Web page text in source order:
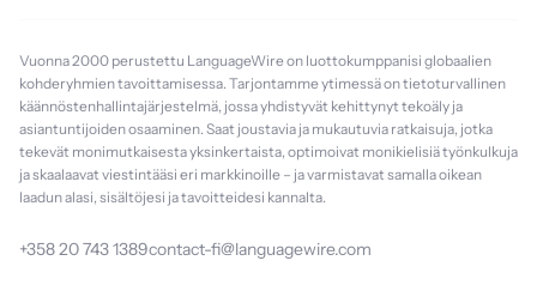
Vuonna 2000 perustettu LanguageWire on luottokumppanisi globaalien
kohderyhmien tavoittamisessa. Tarjontamme ytimessä on tietoturvallinen
käännöstenhallintajärjestelmä, jossa yhdistyvät kehittynyt tekoäly ja
asiantuntijoiden osaaminen. Saat joustavia ja mukautuvia ratkaisuja, jotka
tekevät monimutkaisesta yksinkertaista, optimoivat monikielisiä työnkulkuja
ja skaalaavat viestintääsi eri markkinoille – ja varmistavat samalla oikean
laadun alasi, sisältöjesi ja tavoitteidesi kannalta.
+358 20 743 1389contact-fi@languagewire.com